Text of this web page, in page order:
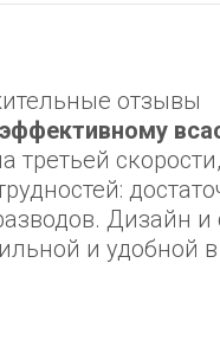
отзывы
эффективному
третьей
Дизайн и
и удобной в